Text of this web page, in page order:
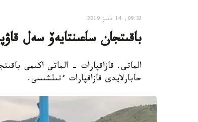
09:32, 14 تامىز 2019
باقىتجان ساعىنتايەۆ سەل
الماتى. قازاقپارات - الماتى اكىمى
حابارلايدى قازاقپارات ءتىلشىسى.